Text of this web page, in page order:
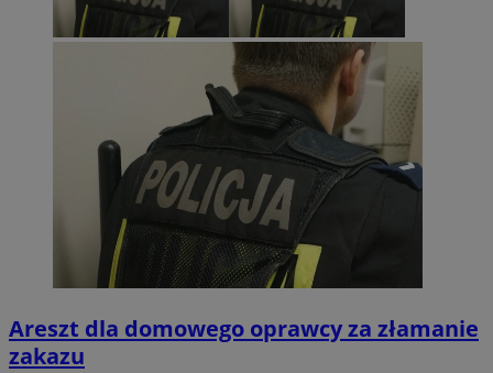
Areszt dla domowego oprawcy za złamanie
zakazu